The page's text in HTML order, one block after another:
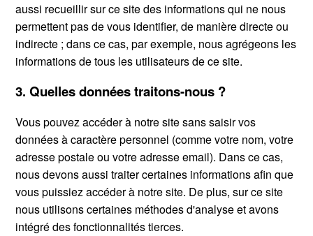
aussi recueillir sur ce site des informations qui ne nous
permettent pas de vous identifier, de manière directe ou
indirecte ; dans ce cas, par exemple, nous agrégeons les
informations de tous les utilisateurs de ce site.
3. Quelles données traitons-nous ?
Vous pouvez accéder à notre site sans saisir vos
données à caractère personnel (comme votre nom, votre
adresse postale ou votre adresse email). Dans ce cas,
nous devons aussi traiter certaines informations afin que
vous puissiez accéder à notre site. De plus, sur ce site
nous utilisons certaines méthodes d'analyse et avons
intégré des fonctionnalités tierces.